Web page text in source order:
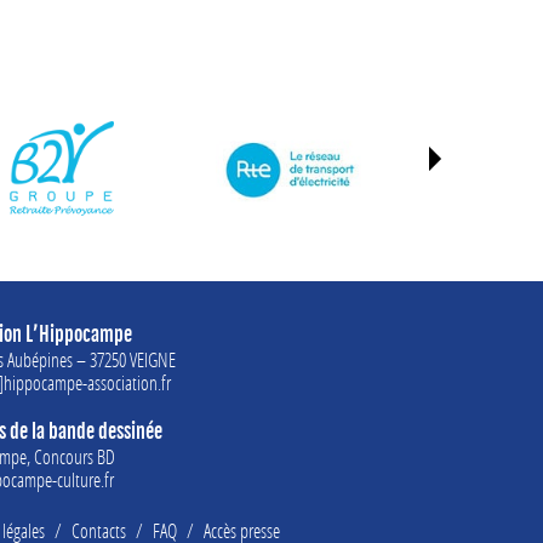
L’Hippocampe
Aubépines – 37250 VEIGNE
association.fr
de la bande dessinée
Concours BD
culture.fr
/ Contacts / FAQ / Accès presse